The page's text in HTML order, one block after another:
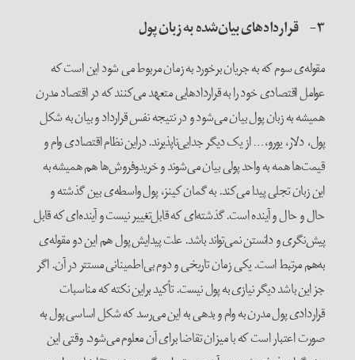
۳- قراردادهای بیان‌شده به زبان پول
مقوله‌ی سوم که به جریان برخورد به زمان مربوط می شود این است که
عوامل اقتصادی خود را به قراردادهایی متعهد می‌کنند که در اقتصاد مدرن
همیشه به زبان پول بیان می‌شود و در نتیجه نفس قرارداد و بیان به شکل
پول، دلار، یورو،… از یک دیگر جدایی‌ناپذیرند. دراین نظام اقتصادی وام و
قیمت‌ها همه به واحد پولی بیان می‌شوند و خریدوفروش‌ها هم همیشه به
این زبان تجلی پیدا می‌کند. به گمان کینز، پول واسطه‌ی بین گذشته و
حال و حال و آینده است. گذشته‌ای که قابل‌تغییر نیست و آینده‌ای که قابل
پیش‌نگری و دانستن نمی‌تواند باشد. علت پیدایش پول هم این دو مقوله‌ی
به‌‌هم مرتبط است. یکی زمان تاریخی و دوم بی‌اطمینانی مستتر در آن. اگر
جز این باشد دیگر نیازی به پول نیست. تأکید براین نکته که مناسبات
قراردادی پول مدرن به وام و بدهی به این می‌رسد که شکل اساسی پول به
صورت اعتبار است که با میزان تقاضا برای آن معلوم می‌شود. وقتی این